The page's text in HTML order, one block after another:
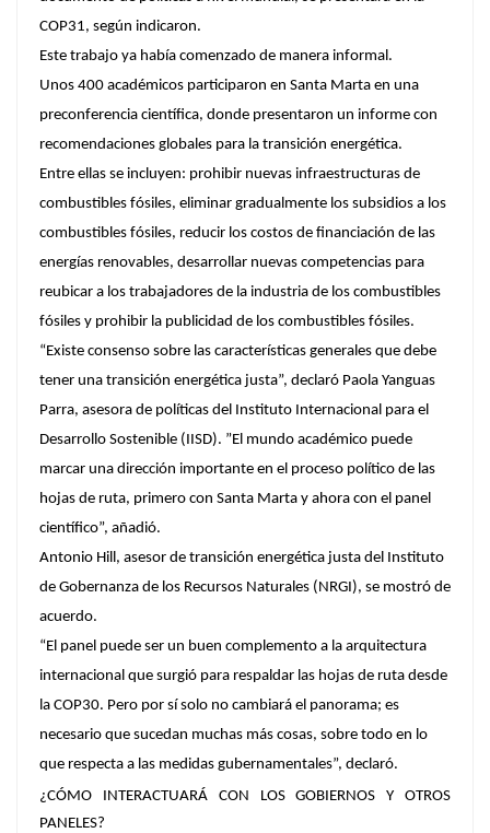
COP31, según indicaron.
Este trabajo ya había comenzado de manera informal.
Unos 400 académicos participaron en Santa Marta en una
preconferencia científica, donde presentaron un informe con
recomendaciones globales para la transición energética.
Entre ellas se incluyen: prohibir nuevas infraestructuras de
combustibles fósiles, eliminar gradualmente los subsidios a los
combustibles fósiles, reducir los costos de financiación de las
energías renovables, desarrollar nuevas competencias para
reubicar a los trabajadores de la industria de los combustibles
fósiles y prohibir la publicidad de los combustibles fósiles.
“Existe consenso sobre las características generales que debe
tener una transición energética justa”, declaró Paola Yanguas
Parra, asesora de políticas del Instituto Internacional para el
Desarrollo Sostenible (IISD). ”El mundo académico puede
marcar una dirección importante en el proceso político de las
hojas de ruta, primero con Santa Marta y ahora con el panel
científico”, añadió.
Antonio Hill, asesor de transición energética justa del Instituto
de Gobernanza de los Recursos Naturales (NRGI), se mostró de
acuerdo.
“El panel puede ser un buen complemento a la arquitectura
internacional que surgió para respaldar las hojas de ruta desde
la COP30. Pero por sí solo no cambiará el panorama; es
necesario que sucedan muchas más cosas, sobre todo en lo
que respecta a las medidas gubernamentales”, declaró.
¿CÓMO INTERACTUARÁ CON LOS GOBIERNOS Y OTROS
PANELES?